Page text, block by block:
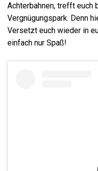
Achterbahnen, trefft euch
Vergnügungspark. Denn
Versetzt euch wieder in
einfach nur Spaß!